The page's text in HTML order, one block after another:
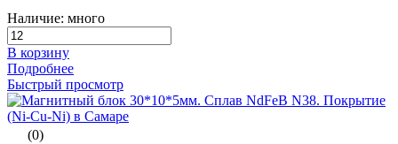
Наличие: много
В корзину
Подробнее
Быстрый просмотр
(0)